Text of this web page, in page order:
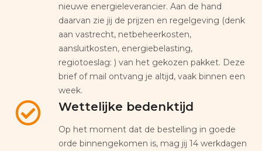
nieuwe energieleverancier. Aan de hand
daarvan zie jij de prijzen en regelgeving (denk
aan vastrecht, netbeheerkosten,
aansluitkosten, energiebelasting,
regiotoeslag: ) van het gekozen pakket. Deze
brief of mail ontvang je altijd, vaak binnen een
week.
Wettelijke bedenktijd
Op het moment dat de bestelling in goede
orde binnengekomen is, mag jij 14 werkdagen